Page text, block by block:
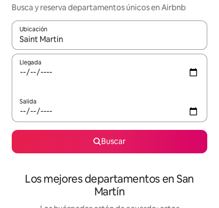
Busca y reserva departamentos únicos en Airbnb
Ubicación
Cuando los resultados estén disponibles, podrás navegar
Llegada
Salida
Buscar
Los mejores departamentos en San
Martín